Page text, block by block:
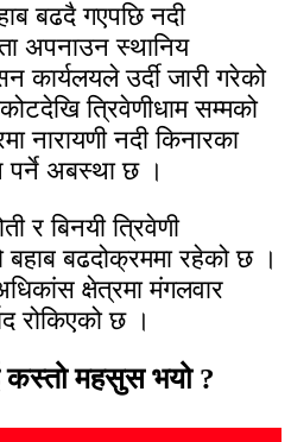
बढदै गएपछि नदी
अपनाउन स्थानिय
कार्यलयले उर्दी जारी गरेको
त्रिवेणीधाम सम्मको
नारायणी नदी किनारका
पर्ने अबस्था छ ।
र बिनयी त्रिवेणी
बहाब बढदोक्रममा रहेको छ ।
क्षेत्रमा मंगलवार
रोकिएको छ ।
कस्तो महसुस भयो ?